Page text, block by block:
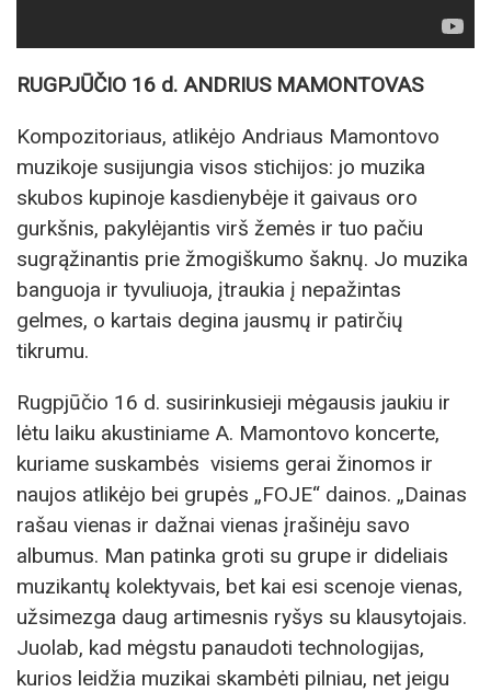
RUGPJŪČIO 16 d. ANDRIUS MAMONTOVAS
Kompozitoriaus, atlikėjo Andriaus Mamontovo
muzikoje susijungia visos stichijos: jo muzika
skubos kupinoje kasdienybėje it gaivaus oro
gurkšnis, pakylėjantis virš žemės ir tuo pačiu
sugrąžinantis prie žmogiškumo šaknų. Jo muzika
banguoja ir tyvuliuoja, įtraukia į nepažintas
gelmes, o kartais degina jausmų ir patirčių
tikrumu.
Rugpjūčio 16 d. susirinkusieji mėgausis jaukiu ir
lėtu laiku akustiniame A. Mamontovo koncerte,
kuriame suskambės visiems gerai žinomos ir
naujos atlikėjo bei grupės „FOJE“ dainos. „Dainas
rašau vienas ir dažnai vienas įrašinėju savo
albumus. Man patinka groti su grupe ir dideliais
muzikantų kolektyvais, bet kai esi scenoje vienas,
užsimezga daug artimesnis ryšys su klausytojais.
Juolab, kad mėgstu panaudoti technologijas,
kurios leidžia muzikai skambėti pilniau, net jeigu